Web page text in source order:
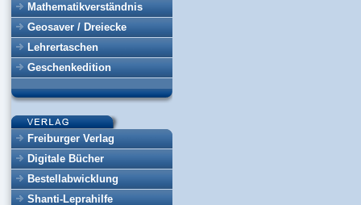
Mathematikverständnis
Geosaver / Dreiecke
Lehrertaschen
Geschenkedition
Freiburger Verlag
Digitale Bücher
Bestellabwicklung
Shanti-Leprahilfe